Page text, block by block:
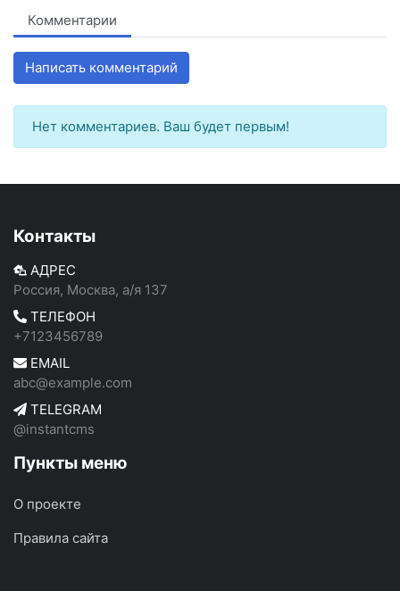
Комментарии
Написать комментарий
Нет комментариев. Ваш будет первым!
Контакты
АДРЕС
Россия, Москва, а/я 137
ТЕЛЕФОН
+7123456789
EMAIL
abc@example.com
TELEGRAM
@instantcms
Пункты меню
О проекте
Правила сайта